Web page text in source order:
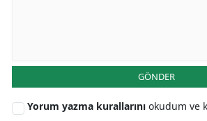
GÖNDER
Yorum yazma kurallarını okudum ve